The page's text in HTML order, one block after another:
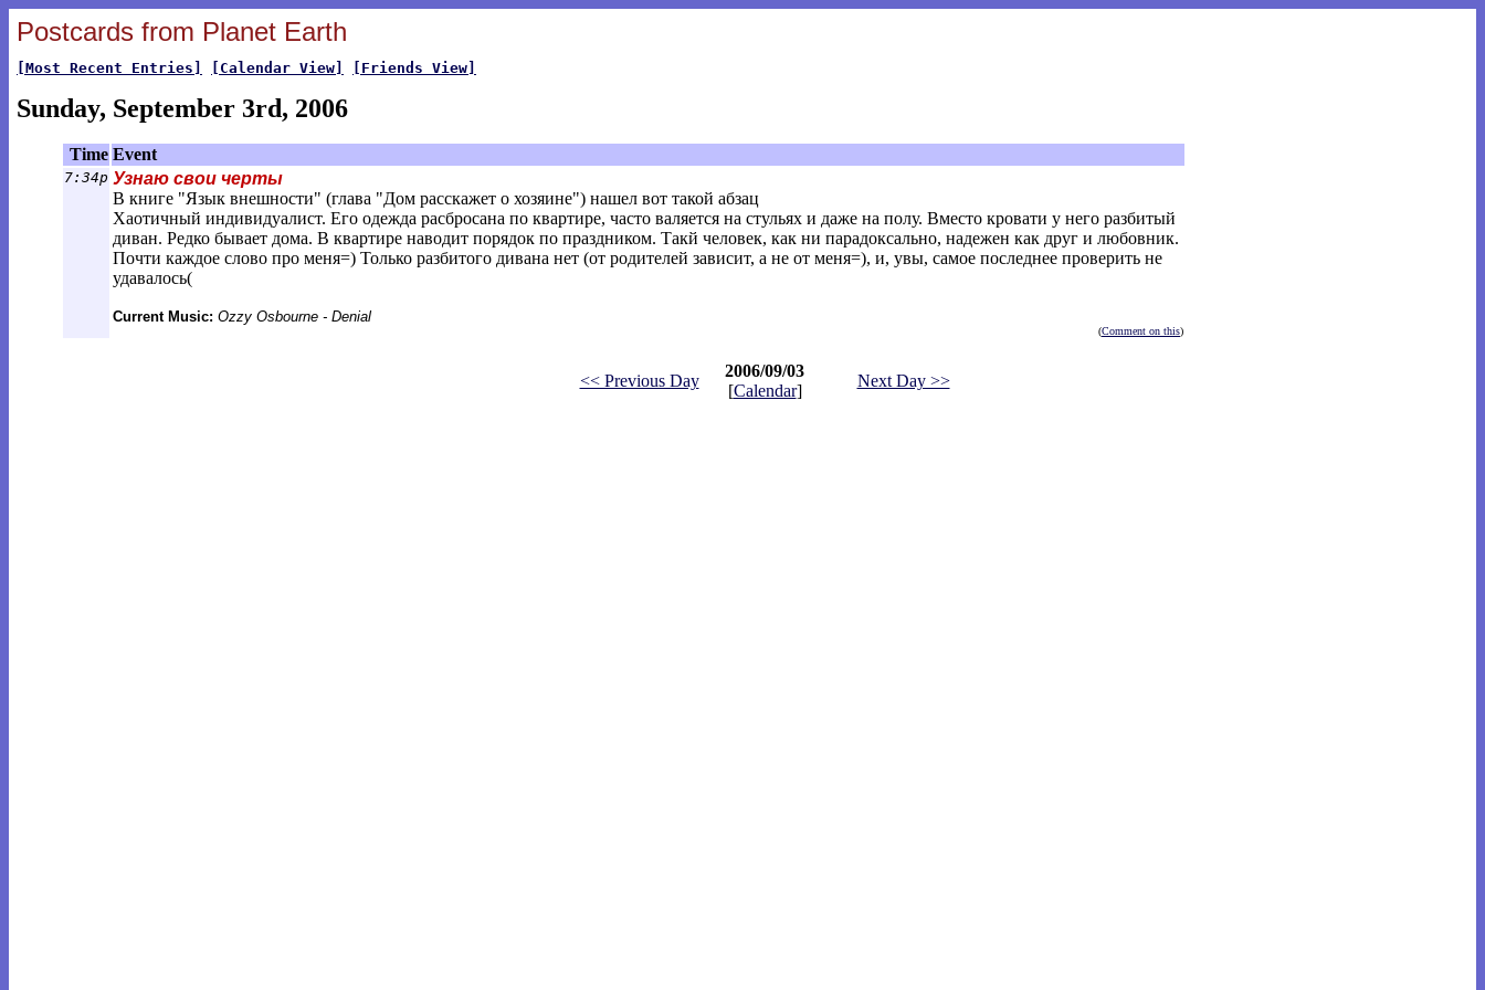
Postcards from Planet Earth
[Most Recent Entries] [Calendar View] [Friends View]
Sunday, September 3rd, 2006
Time Event
7:34p Узнаю свои черты
В книге "Язык внешности" (глава "Дом расскажет о хозяине") нашел вот такой абзац
Хаотичный индивидуалист. Его одежда расбросана по квартире, часто валяется на стульях и даже на полу. Вместо кровати у него разбитый
диван. Редко бывает дома. В квартире наводит порядок по праздником. Такй человек, как ни парадоксально, надежен как друг и любовник.
Почти каждое слово про меня=) Только разбитого дивана нет (от родителей зависит, а не от меня=), и, увы, самое последнее проверить не
удавалось(
Current Music: Ozzy Osbourne - Denial
(Comment on this)
<< Previous Day
2006/09/03
[Calendar]
Next Day >>